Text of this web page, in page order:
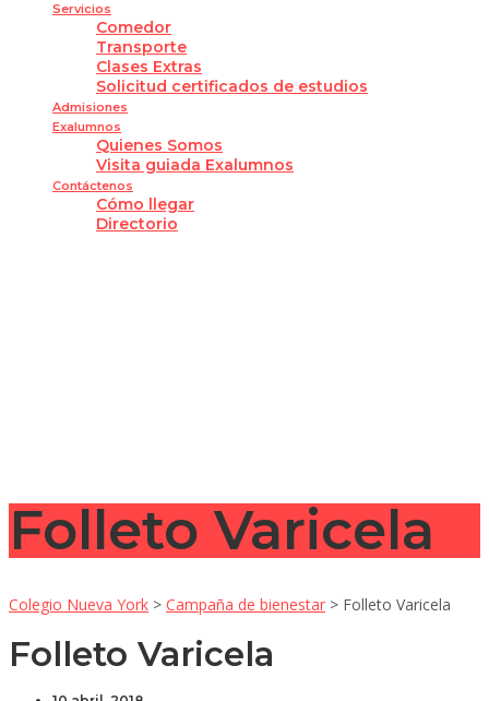
Servicios
Comedor
Transporte
Clases Extras
Solicitud certificados de estudios
Admisiones
Exalumnos
Quienes Somos
Visita guiada Exalumnos
Contáctenos
Cómo llegar
Directorio
Folleto Varicela
Colegio Nueva York > Campaña de bienestar > Folleto Varicela
Folleto Varicela